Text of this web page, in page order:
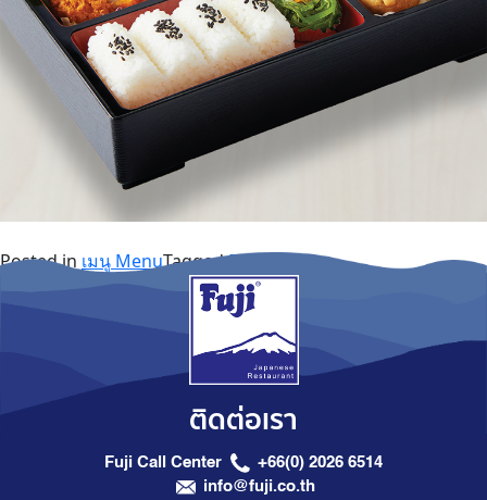
Posted in เมนู MenuTaggedBento
ติดต่อเรา
Fuji Call Center
+66(0) 2026 6514
info@fuji.co.th